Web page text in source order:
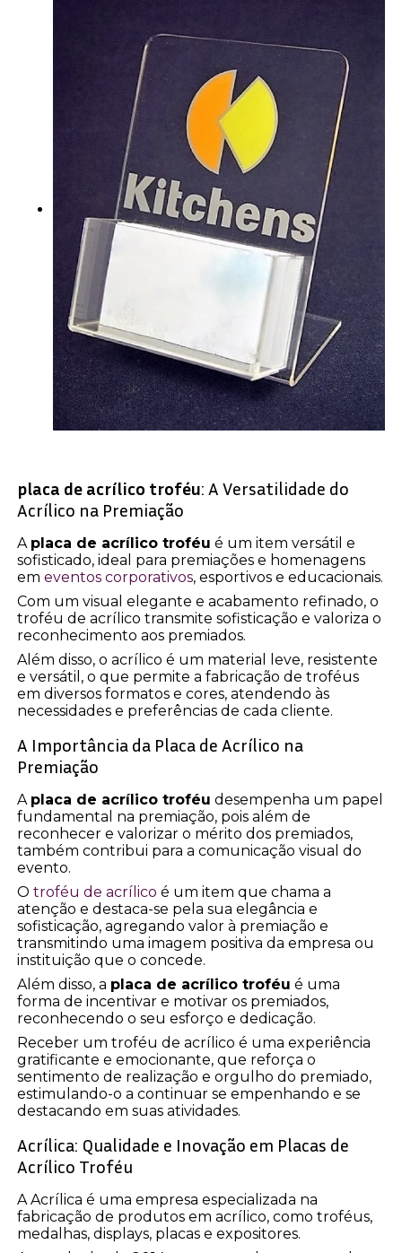
placa de acrílico troféu: A Versatilidade do
Acrílico na Premiação
A placa de acrílico troféu é um item versátil e
sofisticado, ideal para premiações e homenagens
emeventos corporativos, esportivos e educacionais.
Com um visual elegante e acabamento refinado, o
troféu de acrílico transmite sofisticação e valoriza o
reconhecimento aos premiados.
Além disso, o acrílico é um material leve, resistente
e versátil, o que permite a fabricação de troféus
em diversos formatos e cores, atendendo às
necessidades e preferências de cada cliente.
A Importância da Placa de Acrílico na
Premiação
A placa de acrílico troféu desempenha um papel
fundamental na premiação, pois além de
reconhecer e valorizar o mérito dos premiados,
também contribui para a comunicação visual do
evento.
Otroféu de acrílico é um item que chama a
atenção e destaca-se pela sua elegância e
sofisticação, agregando valor à premiação e
transmitindo uma imagem positiva da empresa ou
instituição que o concede.
Além disso, a placa de acrílico troféu é uma
forma de incentivar e motivar os premiados,
reconhecendo o seu esforço e dedicação.
Receber um troféu de acrílico é uma experiência
gratificante e emocionante, que reforça o
sentimento de realização e orgulho do premiado,
estimulando-o a continuar se empenhando e se
destacando em suas atividades.
Acrílica: Qualidade e Inovação em Placas de
Acrílico Troféu
A Acrílica é uma empresa especializada na
fabricação de produtos em acrílico, como troféus,
medalhas, displays, placas e expositores.